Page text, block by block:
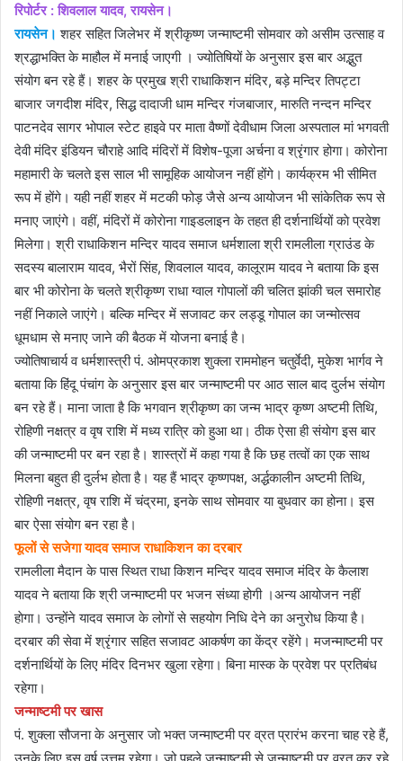
रिपोर्टर : शिवलाल यादव, रायसेन।
रायसेन।शहर सहित जिलेभर में श्रीकृष्ण जन्माष्टमी सोमवार को असीम उत्साह व
श्रद्धाभक्ति के माहौल में मनाई जाएगी । ज्योतिषियों के अनुसार इस बार अद्भुत
संयोग बन रहे हैं। शहर के प्रमुख श्री राधाकिशन मंदिर, बड़े मन्दिर तिपट्टा
बाजार जगदीश मंदिर, सिद्ध दादाजी धाम मन्दिर गंजबाजार, मारुति नन्दन मन्दिर
पाटनदेव सागर भोपाल स्टेट हाइवे पर माता वैष्णों देवीधाम जिला अस्पताल मां भगवती
देवी मंदिर इंडियन चौराहे आदि मंदिरों में विशेष-पूजा अर्चना व श्रृंगार होगा। कोरोना
महामारी के चलते इस साल भी सामूहिक आयोजन नहीं होंगे। कार्यक्रम भी सीमित
रूप में होंगे। यही नहीं शहर में मटकी फोड़ जैसे अन्य आयोजन भी सांकेतिक रूप से
मनाए जाएंगे। वहीं, मंदिरों में कोराेना गाइडलाइन के तहत ही दर्शनार्थियों काे प्रवेश
मिलेगा। श्री राधाकिशन मन्दिर यादव समाज धर्मशाला श्री रामलीला ग्राउंड के
सदस्य बालाराम यादव, भैरों सिंह, शिवलाल यादव, कालूराम यादव ने बताया कि इस
बार भी कोरोना के चलते श्रीकृष्ण राधा ग्वाल गोपालों की चलित झांकी चल समारोह
नहीं निकाले जाएंगे। बल्कि मन्दिर में सजावट कर लड्डू गोपाल का जन्मोत्सव
धूमधाम से मनाए जाने की बैठक में योजना बनाई है।
ज्योतिषाचार्य व धर्मशास्त्री पं. ओमप्रकाश शुक्ला राममोहन चतुर्वेदी, मुकेश भार्गव ने
बताया कि हिंदू पंचांग के अनुसार इस बार जन्माष्टमी पर आठ साल बाद दुर्लभ संयाेग
बन रहे हैं। माना जाता है कि भगवान श्रीकृष्ण का जन्म भाद्र कृष्ण अष्टमी तिथि,
राेहिणी नक्षत्र व वृष राशि में मध्य रात्रि काे हुआ था। ठीक ऐसा ही संयाेग इस बार
की जन्माष्टमी पर बन रहा है। शास्त्रों में कहा गया है कि छह तत्वों का एक साथ
मिलना बहुत ही दुर्लभ होता है। यह हैं भाद्र कृष्णपक्ष, अर्द्धकालीन अष्टमी तिथि,
रोहिणी नक्षत्र, वृष राशि में चंद्रमा, इनके साथ सोमवार या बुधवार का होना। इस
बार ऐसा संयोग बन रहा है।
फूलों से सजेगा यादव समाज राधाकिशन का दरबार
रामलीला मैदान के पास स्थित राधा किशन मन्दिर यादव समाज मंदिर के कैलाश
यादव ने बताया कि श्री जन्माष्टमी पर भजन संध्या होगी ।अन्य आयोजन नहीं
हाेगा। उन्होंने यादव समाज के लोगों से सहयोग निधि देने का अनुरोध किया है।
दरबार की सेवा में श्रृंगार सहित सजावट आकर्षण का केंद्र रहेंगे। मजन्माष्टमी पर
दर्शनार्थियों के लिए मंदिर दिनभर खुला रहेगा। बिना मास्क के प्रवेश पर प्रतिबंध
रहेगा।
जन्माष्टमी पर खास
पं. शुक्ला सौजना के अनुसार जाे भक्त जन्माष्टमी पर व्रत प्रारंभ करना चाह रहे हैं,
उनके लिए इस वर्ष उत्तम रहेगा। जो पहले जन्माष्टमी से जन्माष्टमी पर व्रत कर रहे